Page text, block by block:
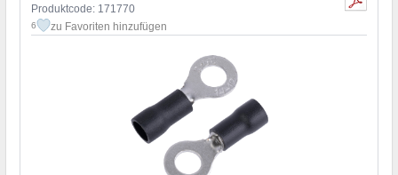
Produktcode: 171770
6 zu Favoriten hinzufügen